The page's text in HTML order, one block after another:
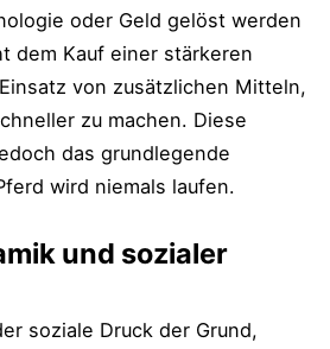
oder Geld gelöst werden
dem Kauf einer stärkeren
von zusätzlichen Mitteln,
zu machen. Diese
das grundlegende
wird niemals laufen.
und sozialer
soziale Druck der Grund,